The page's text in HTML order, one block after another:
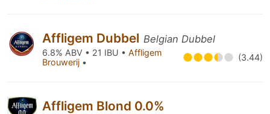
Affligem Dubbel Belgian Dubbel
6.8% ABV • 21 IBU • Affligem
Brouwerij • (3.44)
Affligem Blond 0.0%